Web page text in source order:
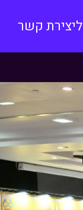
ליצירת קשר